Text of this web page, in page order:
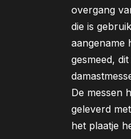
overgang
die is
aangename
gesmeed,
De messen
geleverd
het plaatje